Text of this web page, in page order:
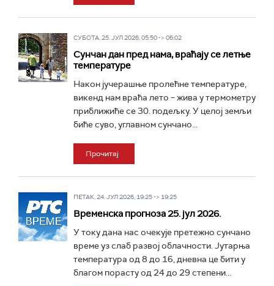
СУБОТА, 25. ЈУЛ 2026, 05:50 -> 06:02
Сунчан дан пред нама, враћају се летње
температуре
Након јучерашње пролећне температуре,
викенд нам враћа лето – жива у термометру
приближиће се 30. подељку. У целој земљи
биће суво, углавном сунчано...
Прочитај
ПЕТАК, 24. ЈУЛ 2026, 19:25 -> 19:25
Временска прогноза 25. јул 2026.
У току дана нас очекује претежно сунчано
време уз слаб развој облачности. Јутарња
температура од 8 до 16, дневна це бити у
благом порасту од 24 до 29 степени...